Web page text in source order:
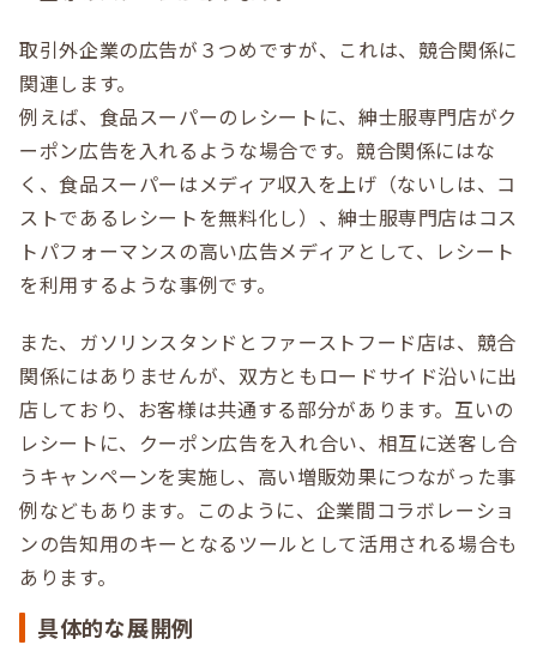
取引外企業の広告が３つめですが、これは、競合関係に
関連します。
例えば、食品スーパーのレシートに、紳士服専門店がク
ーポン広告を入れるような場合です。競合関係にはな
く、食品スーパーはメディア収入を上げ（ないしは、コ
ストであるレシートを無料化し）、紳士服専門店はコス
トパフォーマンスの高い広告メディアとして、レシート
を利用するような事例です。
また、ガソリンスタンドとファーストフード店は、競合
関係にはありませんが、双方ともロードサイド沿いに出
店しており、お客様は共通する部分があります。互いの
レシートに、クーポン広告を入れ合い、相互に送客し合
うキャンペーンを実施し、高い増販効果につながった事
例などもあります。このように、企業間コラボレーショ
ンの告知用のキーとなるツールとして活用される場合も
あります。
具体的な展開例